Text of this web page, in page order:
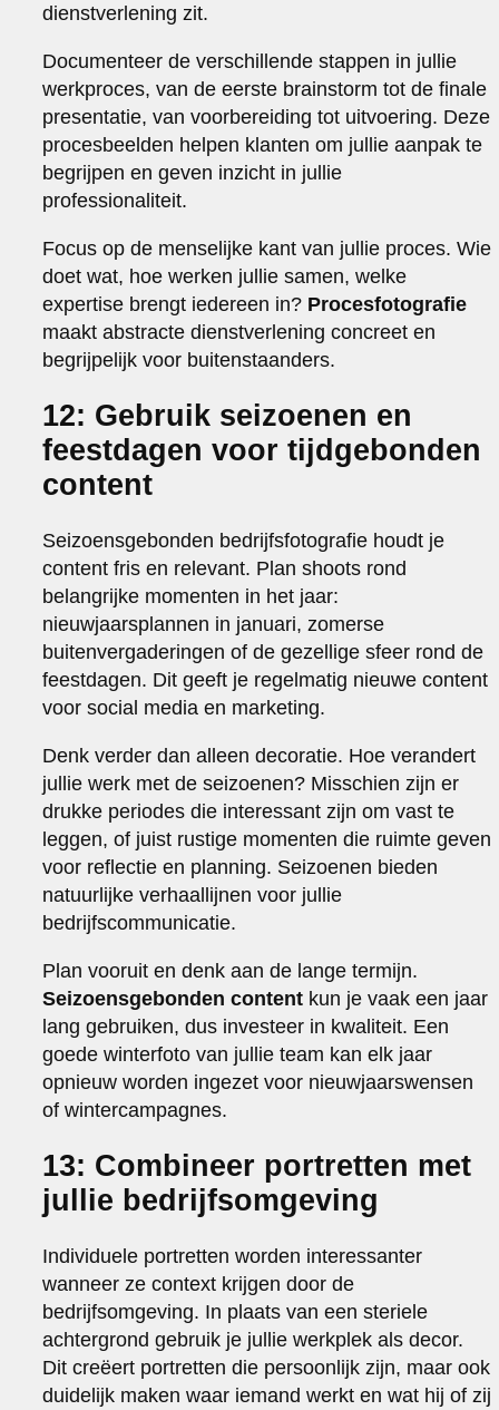
dienstverlening zit.
Documenteer de verschillende stappen in jullie
werkproces, van de eerste brainstorm tot de finale
presentatie, van voorbereiding tot uitvoering. Deze
procesbeelden helpen klanten om jullie aanpak te
begrijpen en geven inzicht in jullie
professionaliteit.
Focus op de menselijke kant van jullie proces. Wie
doet wat, hoe werken jullie samen, welke
expertise brengt iedereen in? Procesfotografie
maakt abstracte dienstverlening concreet en
begrijpelijk voor buitenstaanders.
12: Gebruik seizoenen en
feestdagen voor tijdgebonden
content
Seizoensgebonden bedrijfsfotografie houdt je
content fris en relevant. Plan shoots rond
belangrijke momenten in het jaar:
nieuwjaarsplannen in januari, zomerse
buitenvergaderingen of de gezellige sfeer rond de
feestdagen. Dit geeft je regelmatig nieuwe content
voor social media en marketing.
Denk verder dan alleen decoratie. Hoe verandert
jullie werk met de seizoenen? Misschien zijn er
drukke periodes die interessant zijn om vast te
leggen, of juist rustige momenten die ruimte geven
voor reflectie en planning. Seizoenen bieden
natuurlijke verhaallijnen voor jullie
bedrijfscommunicatie.
Plan vooruit en denk aan de lange termijn.
Seizoensgebonden content kun je vaak een jaar
lang gebruiken, dus investeer in kwaliteit. Een
goede winterfoto van jullie team kan elk jaar
opnieuw worden ingezet voor nieuwjaarswensen
of wintercampagnes.
13: Combineer portretten met
jullie bedrijfsomgeving
Individuele portretten worden interessanter
wanneer ze context krijgen door de
bedrijfsomgeving. In plaats van een steriele
achtergrond gebruik je jullie werkplek als decor.
Dit creëert portretten die persoonlijk zijn, maar ook
duidelijk maken waar iemand werkt en wat hij of zij